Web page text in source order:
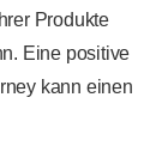
Produkte
Eine positive
kann einen